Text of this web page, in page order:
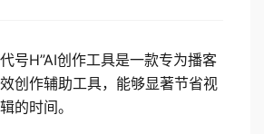
号H”AI创作工具是一款专为播客
创作辅助工具，能够显著节省视
的时间。